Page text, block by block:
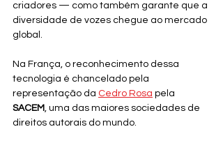
criadores — como também garante que a
diversidade de vozes chegue ao mercado
global.
Na França, o reconhecimento dessa
tecnologia é chancelado pela
representação da Cedro Rosa pela
SACEM, uma das maiores sociedades de
direitos autorais do mundo.